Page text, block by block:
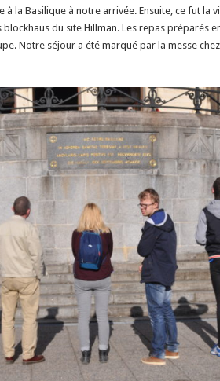
la Basilique à notre arrivée. Ensuite, ce fut la
blockhaus du site Hillman. Les repas préparés
Notre séjour a été marqué par la messe